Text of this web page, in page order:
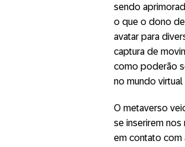
sendo
o que o dono
avatar para
captura de
como poderão
no mundo
O metaverso
se inserirem nos
em contato com